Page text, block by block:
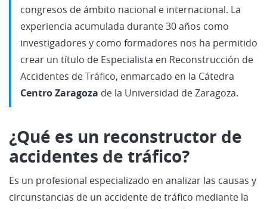
congresos de ámbito nacional e internacional. La
experiencia acumulada durante 30 años como
investigadores y como formadores nos ha permitido
crear un título de Especialista en Reconstrucción de
Accidentes de Tráfico, enmarcado en la Cátedra
Centro Zaragoza de la Universidad de Zaragoza.
¿Qué es un reconstructor de
accidentes de tráfico?
Es un profesional especializado en analizar las causas y
circunstancias de un accidente de tráfico mediante la